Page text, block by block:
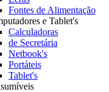
Fontes de Alimentação
e Tablet's
Calculadoras
de Secretária
Netbook's
Portáteis
Tablet's